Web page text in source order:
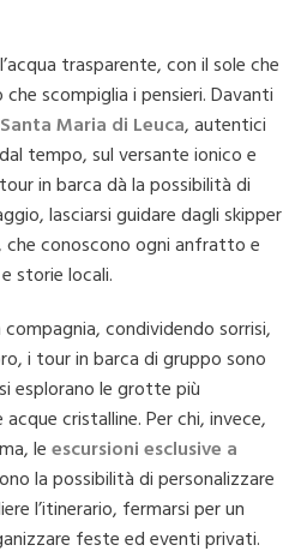
trasparente, con il sole che
scompiglia i pensieri. Davanti
Maria di Leuca, autentici
tempo, sul versante ionico e
in barca dà la possibilità di
lasciarsi guidare dagli skipper
che conoscono ogni anfratto e
storie locali.
compagnia, condividendo sorrisi,
i tour in barca di gruppo sono
esplorano le grotte più
cristalline. Per chi, invece,
leescursioni esclusive a
la possibilità di personalizzare
l’itinerario, fermarsi per un
feste ed eventi privati.